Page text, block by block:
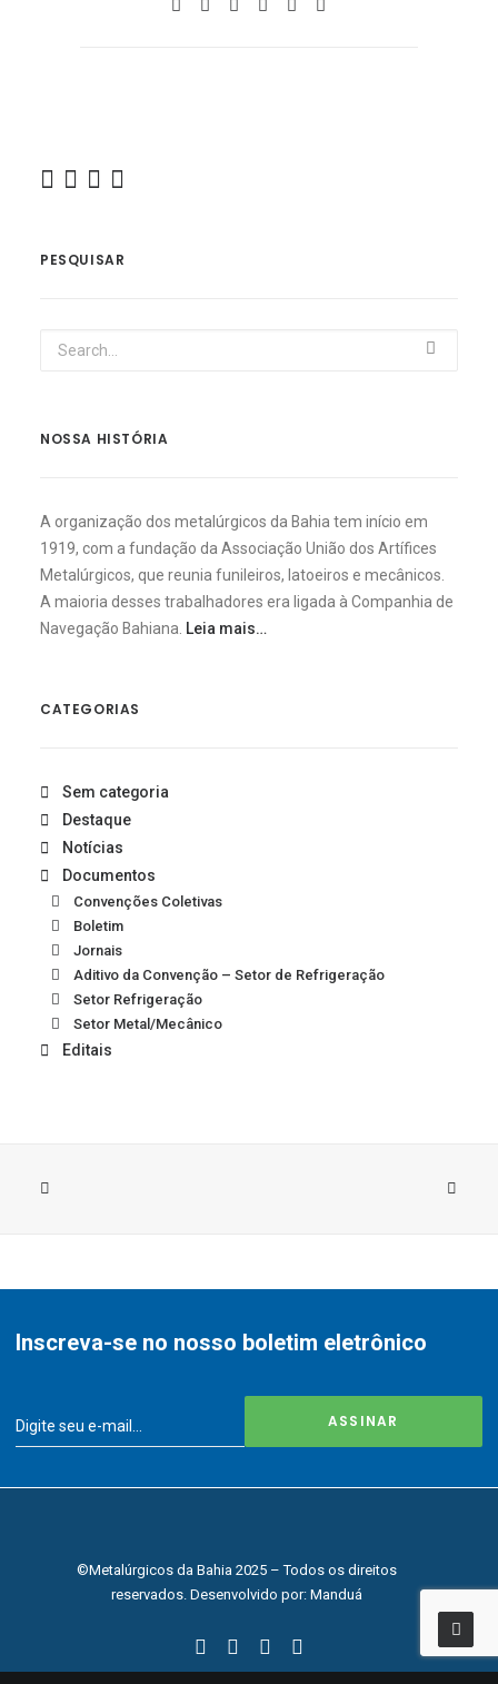
PESQUISAR
NOSSA HISTÓRIA
A organização dos metalúrgicos da Bahia tem início em
1919, com a fundação da Associação União dos Artífices
Metalúrgicos, que reunia funileiros, latoeiros e mecânicos.
A maioria desses trabalhadores era ligada à Companhia de
Navegação Bahiana. Leia mais…
CATEGORIAS
Sem categoria
Destaque
Notícias
Documentos
Convenções Coletivas
Boletim
Jornais
Aditivo da Convenção – Setor de Refrigeração
Setor Refrigeração
Setor Metal/Mecânico
Editais
Inscreva-se no nosso boletim eletrônico
©Metalúrgicos da Bahia 2025 – Todos os direitos
reservados. Desenvolvido por:Manduá